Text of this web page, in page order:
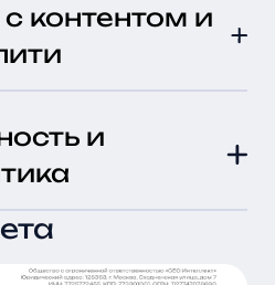
контентом и
и